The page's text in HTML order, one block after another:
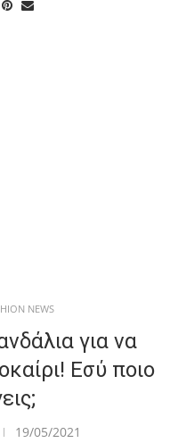
NEWS
για να
Εσύ ποιο
19/05/2021